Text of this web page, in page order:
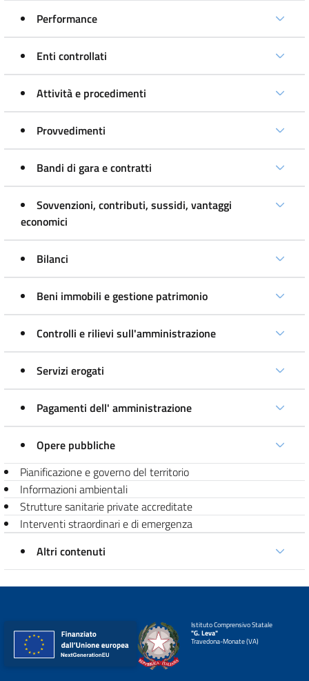
Performance
Enti controllati
Attività e procedimenti
Provvedimenti
Bandi di gara e contratti
Sovvenzioni, contributi, sussidi, vantaggi
economici
Bilanci
Beni immobili e gestione patrimonio
Controlli e rilievi sull'amministrazione
Servizi erogati
Pagamenti dell' amministrazione
Opere pubbliche
Pianificazione e governo del territorio
Informazioni ambientali
Strutture sanitarie private accreditate
Interventi straordinari e di emergenza
Altri contenuti
Istituto Comprensivo Statale
"G. Leva"
Travedona-Monate (VA)